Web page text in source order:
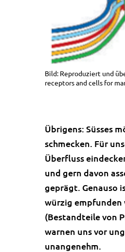
Bild: Reproduziert und
receptors and cells for
Übrigens: Süsses
schmecken. Für
Überfluss
und gern davon
geprägt. Genauso
würzig empfunden
(Bestandteile von
warnen uns vor
unangenehm.